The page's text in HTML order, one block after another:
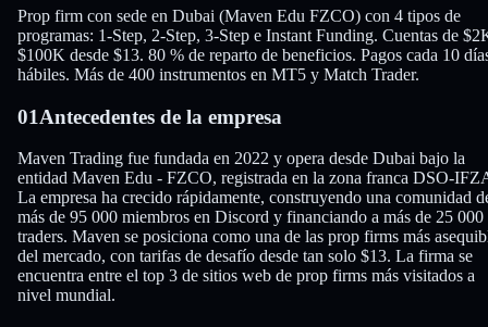
Prop firm con sede en Dubai (Maven Edu FZCO) con 4 tipos de
programas: 1-Step, 2-Step, 3-Step e Instant Funding. Cuentas de
$100K desde $13. 80 % de reparto de beneficios. Pagos cada 10
hábiles. Más de 400 instrumentos en MT5 y Match Trader.
01Antecedentes de la empresa
Maven Trading fue fundada en 2022 y opera desde Dubai bajo la
entidad Maven Edu - FZCO, registrada en la zona franca DSO-
La empresa ha crecido rápidamente, construyendo una comunidad
más de 95 000 miembros en Discord y financiando a más de 25 000
traders. Maven se posiciona como una de las prop firms más
del mercado, con tarifas de desafío desde tan solo $13. La firma se
encuentra entre el top 3 de sitios web de prop firms más visitados a
nivel mundial.